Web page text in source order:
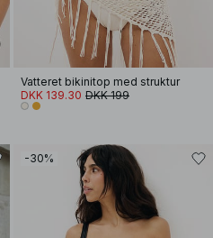
Vatteret bikinitop med struktur
DKK 139.30 DKK 199
-30%